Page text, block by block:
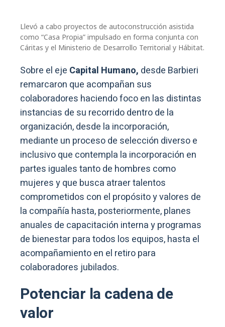
Llevó a cabo proyectos de autoconstrucción asistida
como “Casa Propia” impulsado en forma conjunta con
Cáritas y el Ministerio de Desarrollo Territorial y Hábitat.
Sobre el eje Capital Humano, desde Barbieri
remarcaron que acompañan sus
colaboradores haciendo foco en las distintas
instancias de su recorrido dentro de la
organización, desde la incorporación,
mediante un proceso de selección diverso e
inclusivo que contempla la incorporación en
partes iguales tanto de hombres como
mujeres y que busca atraer talentos
comprometidos con el propósito y valores de
la compañía hasta, posteriormente, planes
anuales de capacitación interna y programas
de bienestar para todos los equipos, hasta el
acompañamiento en el retiro para
colaboradores jubilados.
Potenciar la cadena de
valor